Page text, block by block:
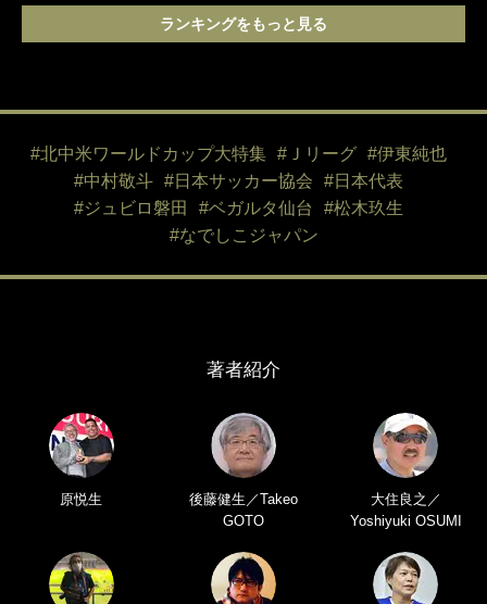
ランキングをもっと見る
#北中米ワールドカップ大特集 #Ｊリーグ
#伊東純也
#中村敬斗
#日本サッカー協会
#日本代表
#ジュビロ磐田
#ベガルタ仙台
#松木玖生
#なでしこジャパン
著者紹介
原悦生
後藤健生／Takeo
GOTO
大住良之／
Yoshiyuki OSUMI